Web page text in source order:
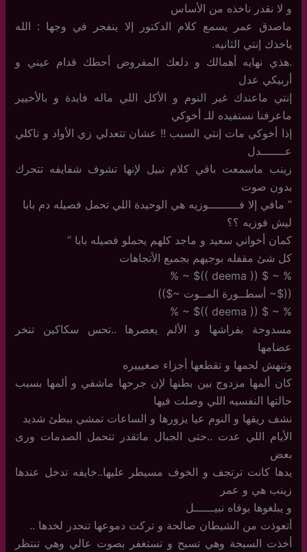
و لا نقدر ناخذه من الأساس
ماصدق عمر يسمع كلام الدكتور إلا ينفجر في وجها : الله
ياخذك إنتي الثانيه.
.هذي نهايه أهمالك و دلعك المفروض أحطك قدام عيني و
أربيكي عدل
إنتي ماعندك غير النوم و الأكل اللي ماله فايدة و بالأخيير
ماعرفنا نستفيده للـ أخوكي
إذا أخوكي مات إنتي السبب !! عشان تتعدلي زي الأواد و تاكلي
عـــــــدل
زينب ماسمعت باقي كلام نبيل لإنها تشوف شفايفه تتحرك
بدون صوت
” مافي إلا فـــــــــوزيه هي الوحيدة اللي تحمل فصيله دم بابا
ليش فوزيه ؟؟
كمان أخواني سعيد و ماجد كلهم يحملو فصيله بابا “
كل شئ مقفله بوجيهم بجميع الأتجاهات
% ~ $ (( deema ))$ ~ %
(($~ أسطــورة المــوت ~$))
% ~ $ (( deema ))$ ~ %
مسدوحة بفراشها و الألم يعصرها ..تحس سكاكين تنخر
عضامها
وتنهش لحمها و تقطعها أجزاء صغيييره
كان ألمها مزدوج بين بطنها لإن جرحها ماشفي و ألمها بسبب
حالتها النفسيه اللي وصلت فيها
نشف ريقها و النوم عيا يزورها و الساعات تمشي ببطئ شديد
الأيام اللي عدت ..حتى الجبال ماتقدر تتحمل الصدمات ورى
بعض
يدها كانت ترتجف و الخوف مسيطر عليها..خايفه تدخل عندها
زينب هي و عمر
و يبلغوها بوفاه نبيــــــل
أتعوذت من الشيطان صالحة و تركت دموعها تنحدر لخدها ..
أخذت السبحة وهي تسبح و تستغفر بصوت عالي وهي تنتظر